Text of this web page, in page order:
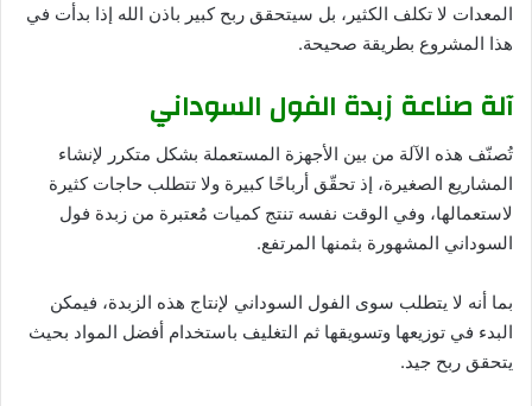
المعدات لا تكلف الكثير، بل سيتحقق ربح كبير باذن الله إذا بدأت في
هذا المشروع بطريقة صحيحة.
آلة صناعة زبدة الفول السوداني
تُصنّف هذه الآلة من بين الأجهزة المستعملة بشكل متكرر لإنشاء
المشاريع الصغيرة، إذ تحقّق أرباحًا كبيرة ولا تتطلب حاجات كثيرة
لاستعمالها، وفي الوقت نفسه تنتج كميات مُعتبرة من زبدة فول
السوداني المشهورة بثمنها المرتفع.
بما أنه لا يتطلب سوى الفول السوداني لإنتاج هذه الزبدة، فيمكن
البدء في توزيعها وتسويقها ثم التغليف باستخدام أفضل المواد بحيث
يتحقق ربح جيد.